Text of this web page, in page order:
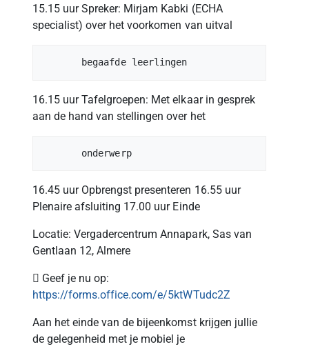
15.15 uur Spreker: Mirjam Kabki (ECHA
specialist) over het voorkomen van uitval
       begaafde leerlingen
16.15 uur Tafelgroepen: Met elkaar in gesprek
aan de hand van stellingen over het
16.45 uur Opbrengst presenteren 16.55 uur
Plenaire afsluiting 17.00 uur Einde
Locatie: Vergadercentrum Annapark, Sas van
Gentlaan 12, Almere
 Geef je nu op:
https://forms.office.com/e/5ktWTudc2Z
Aan het einde van de bijeenkomst krijgen jullie
de gelegenheid met je mobiel je